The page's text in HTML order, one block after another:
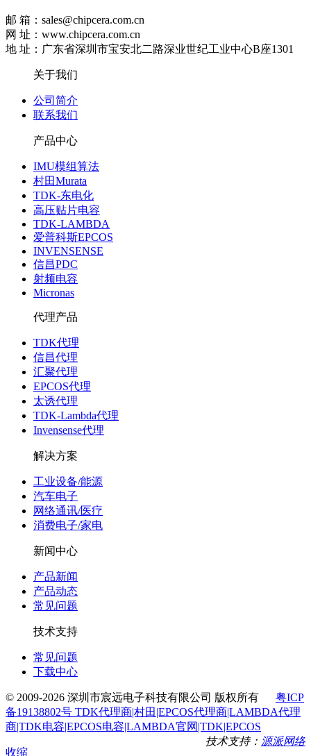
邮 箱：sales@chipcera.com.cn
网 址：www.chipcera.com.cn
地 址：广东省深圳市宝安北二路深业世纪工业中心B座1301
关于我们
公司简介
联系我们
产品中心
IMU模组算法
村田Murata
TDK-东电化
高压贴片电容
TDK-LAMBDA
爱普科斯EPCOS
INVENSENSE
信昌PDC
射频电容
Micronas
代理产品
TDK代理
信昌代理
汇聚代理
EPCOS代理
太诱代理
TDK-Lambda代理
Invensense代理
解决方案
工业设备/能源
汽车电子
网络通讯/医疗
消费电子/家电
新闻中心
产品新闻
产品动态
常见问题
技术支持
常见问题
下载中心
© 2009-2026 深圳市宸远电子科技有限公司 版权所有 粤ICP
备19138802号 TDK代理商|村田|EPCOS代理商|LAMBDA代理
商|TDK电容|EPCOS电容|LAMBDA官网|TDK|EPCOS
技术支持： 源派网络
收缩